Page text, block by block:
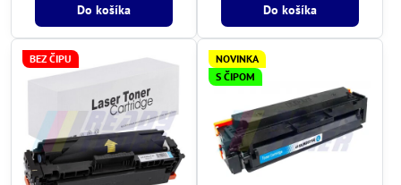
Do košíka Do košíka
BEZ ČIPU
NOVINKA
S ČIPOM